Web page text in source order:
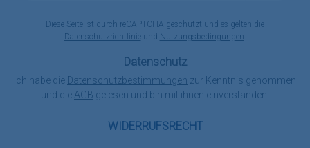
WIDERRUFSRECHT
Diese Seite ist durch reCAPTCHA geschützt und es gelten die
Datenschutzrichtlinieund Nutzungsbedingungen
Datenschutz
Ich habe die Datenschutzbestimmungen zur Kenntnis genommen
und die AGB gelesen und bin mit ihnen einverstanden.